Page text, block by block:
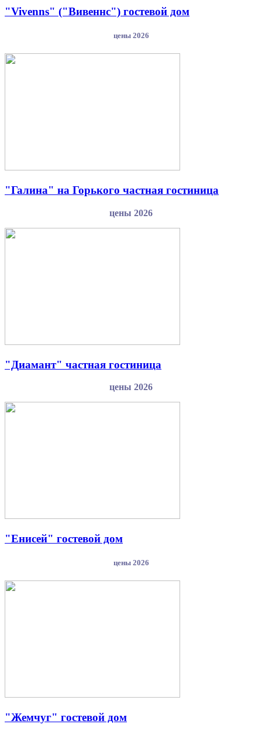
"Vivenns" ("Вивеннс") гостевой дом
цены 2026
"Галина" на Горького частная гостиница
цены 2026
"Диамант" частная гостиница
цены 2026
"Енисей" гостевой дом
цены 2026
"Жемчуг" гостевой дом